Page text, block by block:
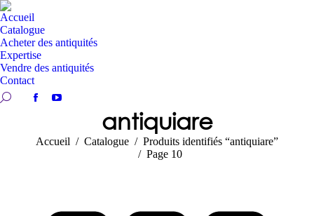
Accueil
Catalogue
Acheter des antiquités
Expertise
Vendre des antiquités
Contact
Recherche:
Facebook
opens
YouTube
opens
antiquiare
Vous êtes ici :
Accueil Catalogue
Produits identifiés “antiquiare”
Page 10